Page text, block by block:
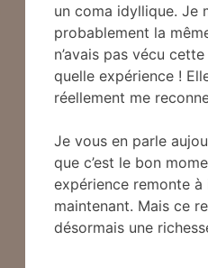
un coma idyllique. Je
probablement la
n’avais pas vécu
quelle expérience !
réellement me
Je vous en parle
que c’est le bon
expérience remonte
maintenant. Mais ce
désormais une